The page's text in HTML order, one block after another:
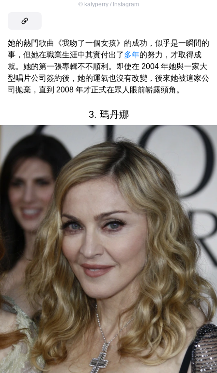
© katyperry / Instagram
她的熱門歌曲《我吻了一個女孩》的成功，似乎是一瞬間的
事，但她在職業生涯中其實付出了多年的努力，才取得成
就。她的第一張專輯不不順利。即使在 2004 年她與一家大
型唱片公司簽約後，她的運氣也沒有改變，後來她被這家公
司拋棄，直到 2008 年才正式在眾人眼前嶄露頭角。
3. 瑪丹娜